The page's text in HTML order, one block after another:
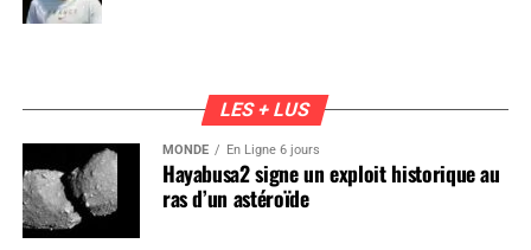
LES + LUS
MONDE En Ligne 6 jours
Hayabusa2 signe un exploit historique au
ras d’un astéroïde